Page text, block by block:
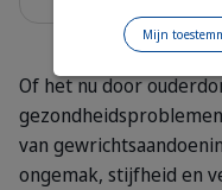
Of het nu door
van
ongemak, stijfheid en
Mijn